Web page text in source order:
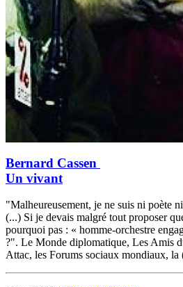
Bernard Cassen
Un vivant
"Malheureusement, je ne suis ni poète
(...) Si je devais malgré tout proposer
pourquoi pas : « homme-orchestre
?". Le Monde diplomatique, Les Amis
Attac, les Forums sociaux mondiaux, la